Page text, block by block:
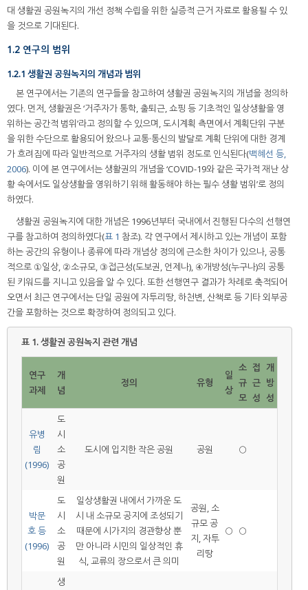
대 생활권 공원녹지의 개선 정책 수립을 위한 실증적 근거 자료로 활용될 수 있
을 것으로 기대된다.
1.2 연구의 범위
1.2.1 생활권 공원녹지의 개념과 범위
본 연구에서는 기존의 연구들을 참고하여 생활권 공원녹지의 개념을 정의하
였다. 먼저, 생활권은 ‘거주자가 통학, 출퇴근, 쇼핑 등 기초적인 일상생활을 영
위하는 공간적 범위’라고 정의할 수 있으며, 도시계획 측면에서 계획단위 구분
을 위한 수단으로 활용되어 왔으나 교통·통신의 발달로 계획 단위에 대한 경계
가 흐려짐에 따라 일반적으로 거주자의 생활 범위 정도로 인식된다(백혜선 등,
2006). 이에 본 연구에서는 생활권의 개념을 ‘COVID-19와 같은 국가적 재난 상
황 속에서도 일상생활을 영위하기 위해 활동해야 하는 필수 생활 범위’로 정의
하였다.
생활권 공원녹지에 대한 개념은 1996년부터 국내에서 진행된 다수의 선행연
구를 참고하여 정의하였다(표 1 참조). 각 연구에서 제시하고 있는 개념이 포함
하는 공간의 유형이나 종류에 따라 개념상 정의에 근소한 차이가 있으나, 공통
적으로 ①일상, ②소규모, ③접근성(도보권, 언제나), ④개방성(누구나)의 공통
된 키워드를 지니고 있음을 알 수 있다. 또한 선행연구 결과가 차례로 축적되어
오면서 최근 연구에서는 단일 공원에 자투리땅, 하천변, 산책로 등 기타 외부공
간을 포함하는 것으로 확장하여 정의되고 있다.
표 1.생활권 공원녹지 관련 개념
연구
과제
개
념
정의 유형
일
상
소
규
모
접
근
성
개
방
성
유병
림
(1996)
도
시
소
공
원
도시에 입지한 작은 공원 공원 ○
박문
호 등
(1996)
도
시
소
공
원
일상생활권 내에서 가까운 도
시 내 소규모 공지에 조성되기
때문에 시가지의 경관향상 뿐
만 아니라 시민의 일상적인 휴
식, 교류의 장으로서 큰 의미
공원, 소
규모 공
지, 자투
리땅
○ ○
생